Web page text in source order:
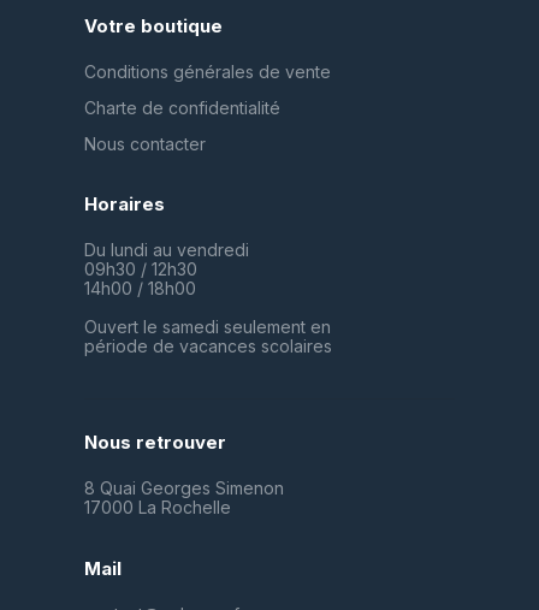
Votre boutique
Conditions générales de vente
Charte de confidentialité
Nous contacter
Horaires
Du lundi au vendredi
09h30 / 12h30
14h00 / 18h00
Ouvert le samedi seulement en
période de vacances scolaires
Nous retrouver
8 Quai Georges Simenon
17000 La Rochelle
Mail